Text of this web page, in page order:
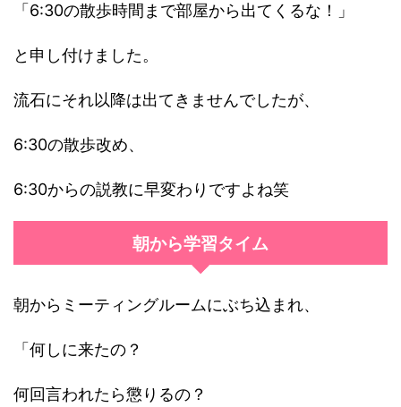
「6:30の散歩時間まで部屋から出てくるな！」
と申し付けました。
流石にそれ以降は出てきませんでしたが、
6:30の散歩改め、
6:30からの説教に早変わりですよね笑
朝から学習タイム
朝からミーティングルームにぶち込まれ、
「何しに来たの？
何回言われたら懲りるの？